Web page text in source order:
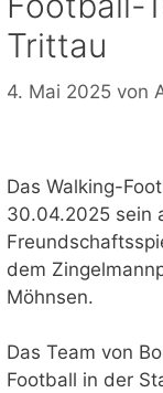
Trittau
4. Mai 2025 von
Das Walking-
30.04.2025 sein
dem
Möhnsen.
Das Team von
Football in der